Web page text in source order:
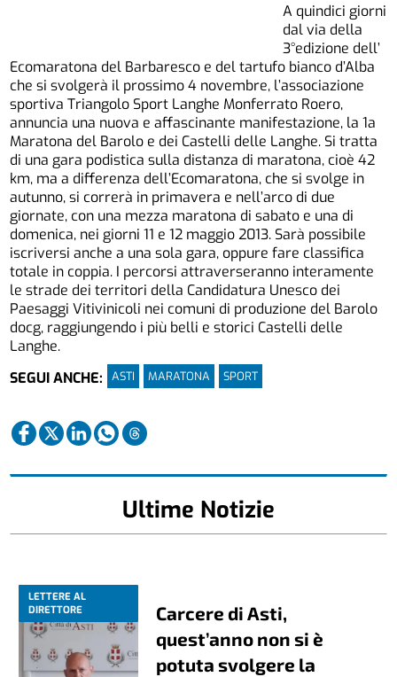
A quindici giorni
dal via della
3°edizione dell’
Ecomaratona del Barbaresco e del tartufo bianco d’Alba
che si svolgerà il prossimo 4 novembre, l’associazione
sportiva Triangolo Sport Langhe Monferrato Roero,
annuncia una nuova e affascinante manifestazione, la 1a
Maratona del Barolo e dei Castelli delle Langhe. Si tratta
di una gara podistica sulla distanza di maratona, cioè 42
km, ma a differenza dell’Ecomaratona, che si svolge in
autunno, si correrà in primavera e nell’arco di due
giornate, con una mezza maratona di sabato e una di
domenica, nei giorni 11 e 12 maggio 2013. Sarà possibile
iscriversi anche a una sola gara, oppure fare classifica
totale in coppia. I percorsi attraverseranno interamente
le strade dei territori della Candidatura Unesco dei
Paesaggi Vitivinicoli nei comuni di produzione del Barolo
docg, raggiungendo i più belli e storici Castelli delle
Langhe.
SEGUI ANCHE:
ASTI MARATONA SPORT
Ultime Notizie
LETTERE AL
DIRETTORE
Carcere di Asti,
quest’anno non si è
potuta svolgere la